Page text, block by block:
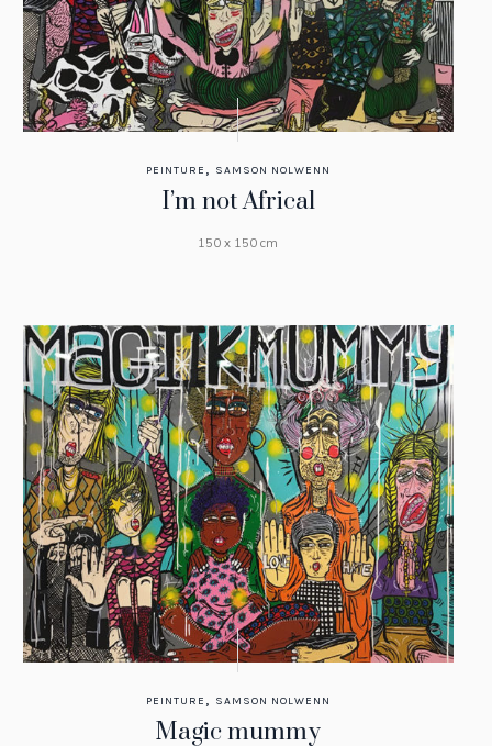
PEINTURE , SAMSON NOLWENN
I’m not Africal
150 x 150 cm
PEINTURE , SAMSON NOLWENN
Magic mummy